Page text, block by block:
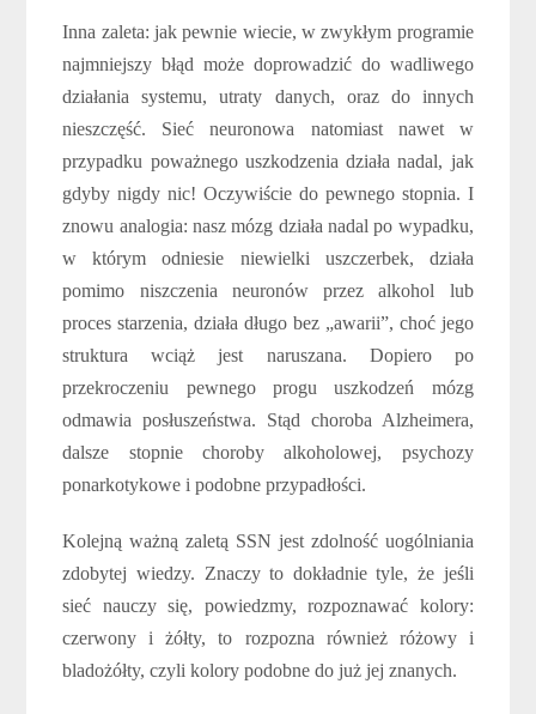
Inna zaleta: jak pewnie wiecie, w zwykłym programie
najmniejszy błąd może doprowadzić do wadliwego
działania systemu, utraty danych, oraz do innych
nieszczęść. Sieć neuronowa natomiast nawet w
przypadku poważnego uszkodzenia działa nadal, jak
gdyby nigdy nic! Oczywiście do pewnego stopnia. I
znowu analogia: nasz mózg działa nadal po wypadku,
w którym odniesie niewielki uszczerbek, działa
pomimo niszczenia neuronów przez alkohol lub
proces starzenia, działa długo bez „awarii”, choć jego
struktura wciąż jest naruszana. Dopiero po
przekroczeniu pewnego progu uszkodzeń mózg
odmawia posłuszeństwa. Stąd choroba Alzheimera,
dalsze stopnie choroby alkoholowej, psychozy
ponarkotykowe i podobne przypadłości.
Kolejną ważną zaletą SSN jest zdolność uogólniania
zdobytej wiedzy. Znaczy to dokładnie tyle, że jeśli
sieć nauczy się, powiedzmy, rozpoznawać kolory:
czerwony i żółty, to rozpozna również różowy i
bladożółty, czyli kolory podobne do już jej znanych.